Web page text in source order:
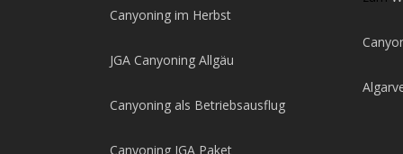
Canyoning im Herbst
JGA Canyoning Allgäu
Canyoning als Betriebsausflug
Canyoning JGA Paket